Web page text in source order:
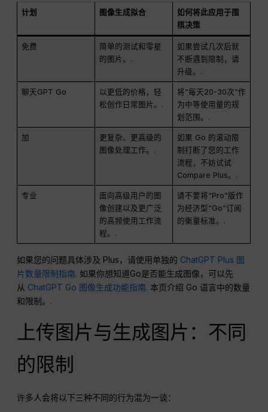
计划 图像生成拟合
如何将此应用于围
棋决策
免费
简单的测试和零星
的图片。.
如果尝试几次后就
不断遇到限制，请
升级。.
聊天GPT Go
以更低的价格，轻
松创作日常图片。.
将“每天20-30次”作
为中等使用量的规
划范围。.
加
更复杂、更高级的
图像处理工作。.
如果 Go 的滚动限
制打断了您的工作
流程，不妨试试
Compare Plus。.
专业
面向高级用户的图
像创建以及更广泛
的高频使用工作流
程。.
请不要将“Pro”版作
为经济型“Go”订阅
的衡量标准。.
如果您的问题具体涉及 Plus，请使用单独的 ChatGPT Plus 图
片数量限制指南. 如果你想知道Go是否能生成图像，可以先
从 ChatGPT Go 图像生成功能指南. 本页介绍 Go 语言中的数量
和限制。.
上传图片与生成图片：不同
的限制
许多人会将以下三种不同的行为混为一谈：